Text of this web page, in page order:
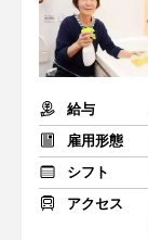
給与
雇用形態
シフト
アクセス